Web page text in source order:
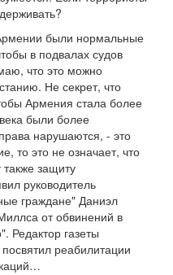
были нормальные
в подвалах судов
что это можно
Не секрет, что
Армения стала более
были более
нарушаются, - это
то это не означает, что
защиту
руководитель
граждане" Даниэл
от обвинений в
Редактор газеты
реабилитации